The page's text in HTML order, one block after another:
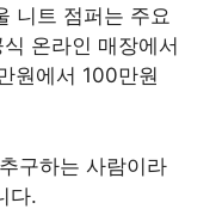
니트 점퍼는 주요
온라인 매장에서
원에서 100만원
구하는 사람이라
다.